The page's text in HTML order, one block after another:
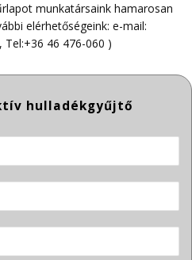
munkatársaink hamarosan
elérhetőségeink: e-mail:
, Tel:+36 46 476-060 )